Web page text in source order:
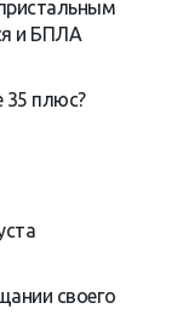
и БПЛА
35 плюс?
своего